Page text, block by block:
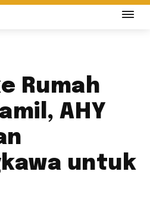
Rumah
AHY
untuk